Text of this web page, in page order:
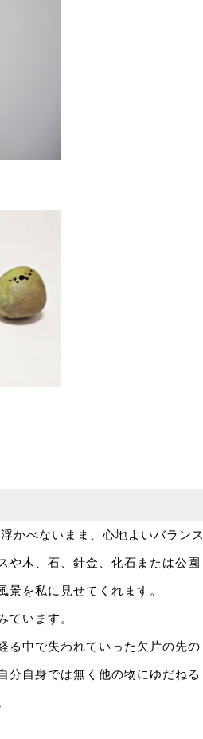
かべないまま、心地よいバランス
や木、石、針金、化石または公園
を私に見せてくれます。
ています。
る中で失われていった欠片の先の
分自身では無く他の物にゆだねる